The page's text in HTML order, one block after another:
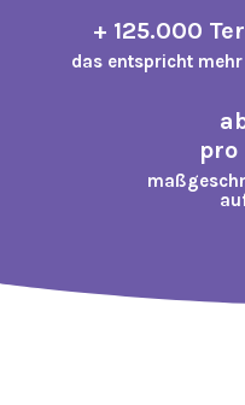
+ 125.000
das entspricht
pro